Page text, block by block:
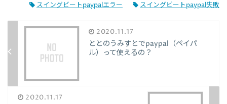
スイングビートpaypalエラー
スイングビートpaypal失敗
2020.11.17
ととのうみすとでpaypal（ペイパ
ル）って使えるの？
2020.11.17